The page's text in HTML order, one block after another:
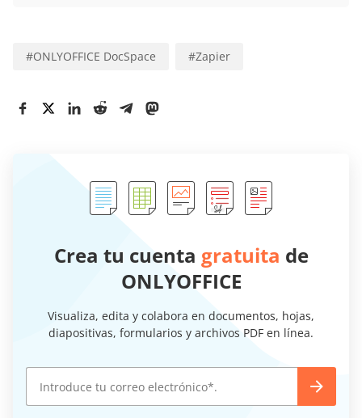
#ONLYOFFICE DocSpace #Zapier
Crea tu cuenta gratuita de
ONLYOFFICE
Visualiza, edita y colabora en documentos, hojas,
diapositivas, formularios y archivos PDF en línea.